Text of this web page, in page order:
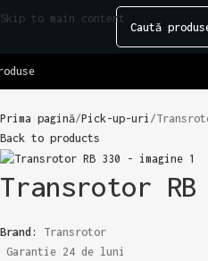
Skip to main content
Prima pagină Pick-up-uri
Back to products
Transrotor RB
Brand: Transrotor
Garantie 24 de luni